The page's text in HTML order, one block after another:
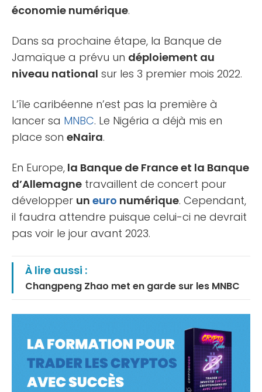
économie numérique.
Dans sa prochaine étape, la Banque de
Jamaïque a prévu un déploiement au
niveau national sur les 3 premier mois 2022.
L’île caribéenne n’est pas la première à
lancer sa MNBC. Le Nigéria a déjà mis en
place son eNaira.
En Europe, la Banque de France et la Banque
d’Allemagne travaillent de concert pour
développer un euro numérique. Cependant,
il faudra attendre puisque celui-ci ne devrait
pas voir le jour avant 2023.
À lire aussi :
Changpeng Zhao met en garde sur les MNBC